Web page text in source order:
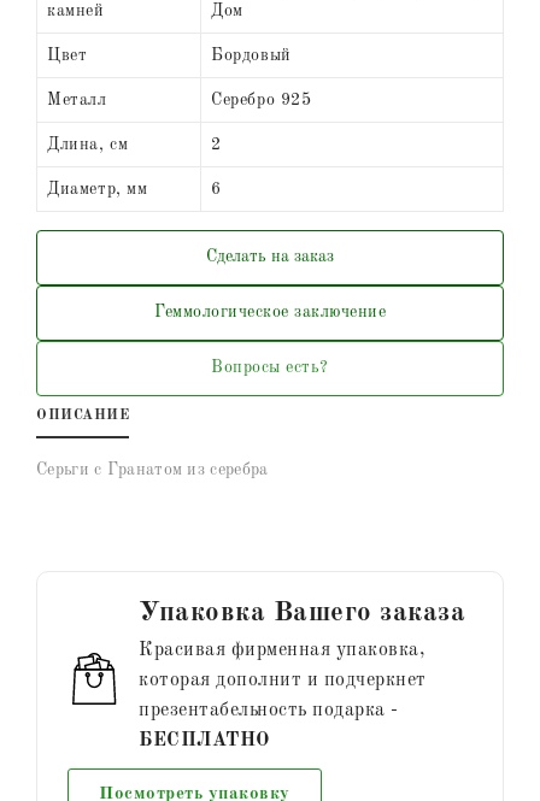
камней
Дом
Цвет Бордовый
Металл Серебро 925
Длина, см 2
Диаметр, мм 6
Сделать на заказ
Геммологическое заключение
Вопросы есть?
ОПИСАНИЕ
Серьги с Гранатом из серебра
Упаковка Вашего заказа
Красивая фирменная упаковка,
которая дополнит и подчеркнет
презентабельность подарка -
БЕСПЛАТНО
Посмотреть упаковку